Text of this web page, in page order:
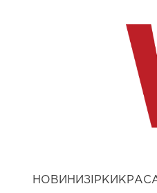
НОВИНИ ЗІРКИ